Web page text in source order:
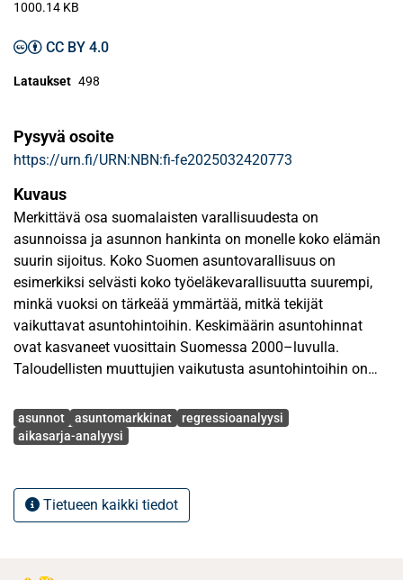
1000.14 KB
CC BY 4.0
Lataukset 498
Pysyvä osoite
https://urn.fi/URN:NBN:fi-fe2025032420773
Kuvaus
Merkittävä osa suomalaisten varallisuudesta on
asunnoissa ja asunnon hankinta on monelle koko elämän
suurin sijoitus. Koko Suomen asuntovarallisuus on
esimerkiksi selvästi koko työeläkevarallisuutta suurempi,
minkä vuoksi on tärkeää ymmärtää, mitkä tekijät
vaikuttavat asuntohintoihin. Keskimäärin asuntohinnat
ovat kasvaneet vuosittain Suomessa 2000–luvulla.
Taloudellisten muuttujien vaikutusta asuntohintoihin on
Suomessa aikaisemmat tutkielmat keskittyvät pääosin
pääkaupunkiseutuun. Tämä tutkielma tutkii valittujen
Tutkielmassa pyritään selvittämään, vaikuttavatko valitut
Avainsanat
asunnot asuntomarkkinat
regressioanalyysi
aikasarja-analyysi
Tietueen kaikki tiedot